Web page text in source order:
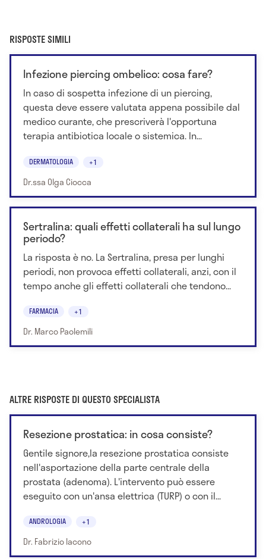
RISPOSTE SIMILI
Infezione piercing ombelico: cosa fare?
In caso di sospetta infezione di un piercing,
questa deve essere valutata appena possibile dal
medico curante, che prescriverà l'opportuna
terapia antibiotica locale o sistemica. In...
DERMATOLOGIA +1
Dr.ssa Olga Ciocca
Sertralina: quali effetti collaterali ha sul lungo
periodo?
La risposta è no. La Sertralina, presa per lunghi
periodi, non provoca effetti collaterali, anzi, con il
tempo anche gli effetti collaterali che tendono...
FARMACIA +1
Dr. Marco Paolemili
ALTRE RISPOSTE DI QUESTO SPECIALISTA
Resezione prostatica: in cosa consiste?
Gentile signore,la resezione prostatica consiste
nell'asportazione della parte centrale della
prostata (adenoma). L'intervento può essere
eseguito con un'ansa elettrica (TURP) o con il...
ANDROLOGIA +1
Dr. Fabrizio Iacono